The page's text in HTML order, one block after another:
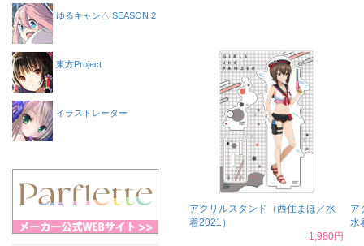
アクリルスタンド（西住まほ／水
着2021）
1,980円
ア
水
ゆるキャン△ SEASON 2
東方Project
イラストレーター